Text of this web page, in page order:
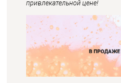
привлекательной цене!